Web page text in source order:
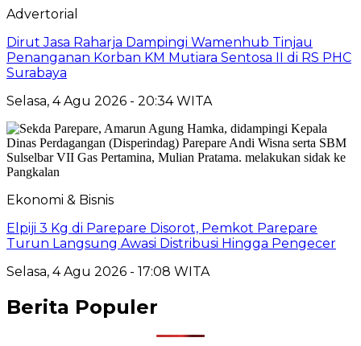
Advertorial
Dirut Jasa Raharja Dampingi Wamenhub Tinjau
Penanganan Korban KM Mutiara Sentosa II di RS PHC
Surabaya
Selasa, 4 Agu 2026 - 20:34 WITA
Ekonomi & Bisnis
Elpiji 3 Kg di Parepare Disorot, Pemkot Parepare
Turun Langsung Awasi Distribusi Hingga Pengecer
Selasa, 4 Agu 2026 - 17:08 WITA
Berita Populer